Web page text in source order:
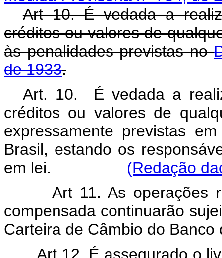
Art 10. É vedada a
créditos ou valores de
às penalidades previstas no
de 1933.
Art. 10. É vedada a
créditos ou valores de
expressamente previstas
Brasil, estando os
em lei. (Redação
Art 11. As operações
compensada continuarão
Carteira de Câmbio do Banco
Art 12. É assegurado o